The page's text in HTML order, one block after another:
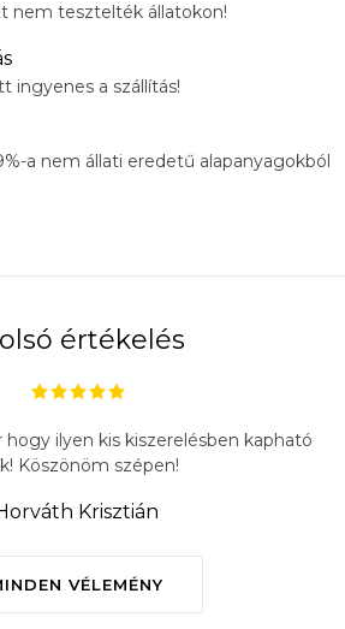
nem tesztelték állatokon!
ingyenes a szállítás!
a nem állati eredetű alapanyagokból
értékelés
VÉLEMÉNY
ilyen kis kiszerelésben kapható
Köszönöm szépen!
Krisztián